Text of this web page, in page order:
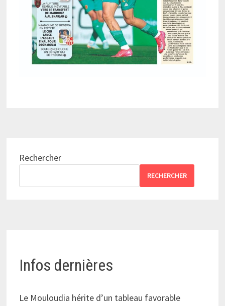
Rechercher
RECHERCHER
Infos dernières
Le Mouloudia hérite d’un tableau favorable